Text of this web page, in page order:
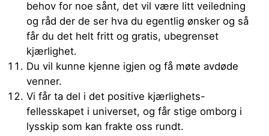
behov for noe sånt, det vil være litt veiledning
og råd der de ser hva du egentlig ønsker og så
får du det helt fritt og gratis, ubegrenset
kjærlighet.
Du vil kunne kjenne igjen og få møte avdøde
venner.
Vi får ta del i det positive kjærlighets-
fellesskapet i universet, og får stige omborg i
lysskip som kan frakte oss rundt.